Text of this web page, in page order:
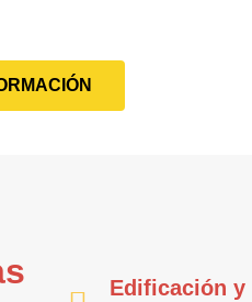
Edificación y